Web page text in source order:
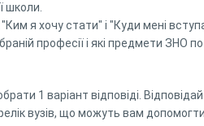
школи.
я хочу стати" і "Куди мені
професії і які предмети ЗНО
1 варіант відповіді.
вузів, що можуть вам допомогти